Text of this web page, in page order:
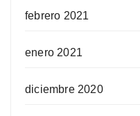
febrero 2021
enero 2021
diciembre 2020